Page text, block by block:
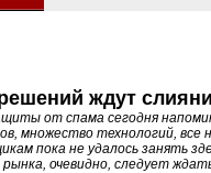
ждут
от спама сегодня
множество технологий,
пока не удалось занять
очевидно, следует